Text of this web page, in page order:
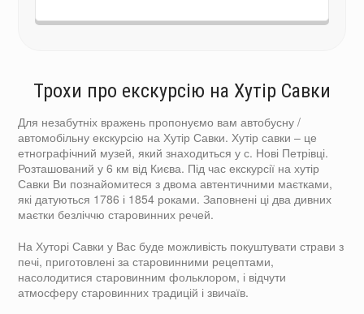
Трохи про екскурсію на Хутір Савки
Для незабутніх вражень пропонуємо вам автобусну /
автомобільну екскурсію на Хутір Савки. Хутір савки – це
етнографічний музей, який знаходиться у с. Нові Петрівці.
Розташований у 6 км від Києва. Під час екскурсії на хутір
Савки Ви познайомитеся з двома автентичними маєтками,
які датуються 1786 і 1854 роками. Заповнені ці два дивних
маєтки безліччю старовинних речей.
На Хуторі Савки у Вас буде можливість покуштувати страви з
печі, приготовлені за старовинними рецептами,
насолодитися старовинним фольклором, і відчути
атмосферу старовинних традицій і звичаїв.